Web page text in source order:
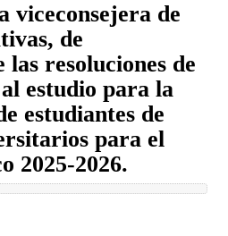
viceconsejera de
de
resoluciones de
estudio para la
estudiantes de
para el
2025-2026.